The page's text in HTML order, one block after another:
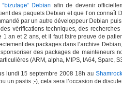
“bizutage” Debian afin de devenir
des paquets Debian et que l’on connaît
par un autre développeur Debian
vérifications techniques, des
an et 2 ans, et il faut faire preuve de
des packages dans l’archive
des packages de mainteneurs
(ARM, alpha, MIPS, IA64, Sparc,
lundi 15 septembre 2008 18h au
un pastis ;-), cela sera l’occasion de